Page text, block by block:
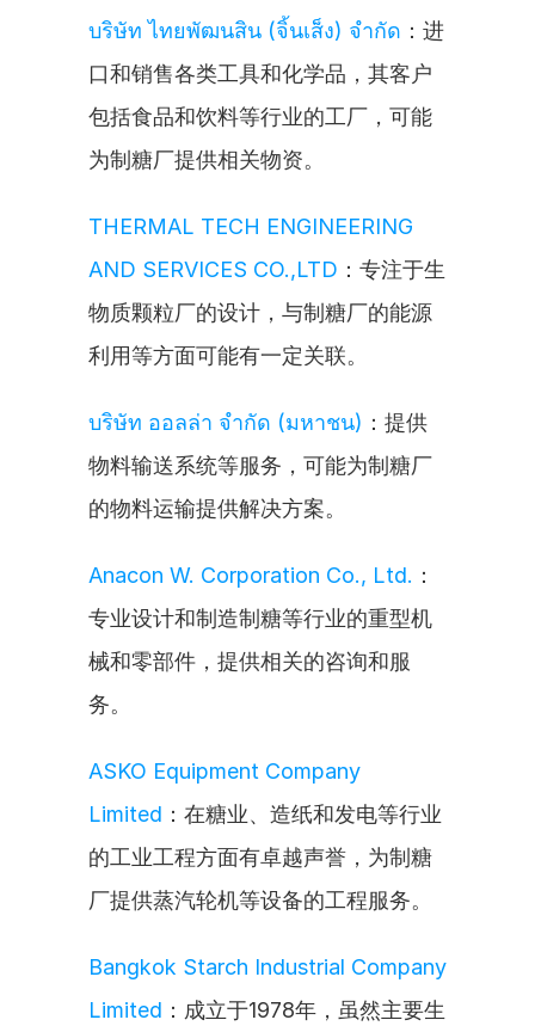
บริษัท ไทยพัฒนสิน (จิ้นเส็ง) จำกัด ：进
口和销售各类工具和化学品，其客户
包括食品和饮料等行业的工厂，可能
为制糖厂提供相关物资。
THERMAL TECH ENGINEERING
AND SERVICES CO.,LTD ：专注于生
物质颗粒厂的设计，与制糖厂的能源
利用等方面可能有一定关联。
บริษัท ออลล่า จำกัด (มหาชน) ：提供
物料输送系统等服务，可能为制糖厂
的物料运输提供解决方案。
Anacon W. Corporation Co., Ltd. ：
专业设计和制造制糖等行业的重型机
械和零部件，提供相关的咨询和服
务。
ASKO Equipment Company
Limited ：在糖业、造纸和发电等行业
的工业工程方面有卓越声誉，为制糖
厂提供蒸汽轮机等设备的工程服务。
Bangkok Starch Industrial Company
Limited ：成立于1978年，虽然主要生